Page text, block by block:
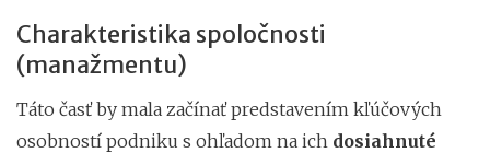
Charakteristika spoločnosti
(manažmentu)
Táto časť by mala začínať predstavením kľúčových
osobností podniku s ohľadom na ich dosiahnuté